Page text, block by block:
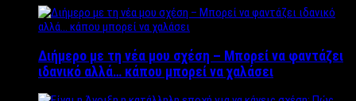
Διήμερο με τη νέα μου σχέση – Μπορεί να φαντάζει
ιδανικό αλλά… κάπου μπορεί να χαλάσει